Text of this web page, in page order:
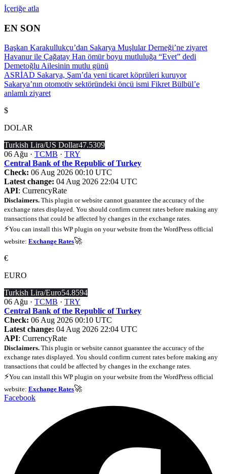
İçeriğe atla
EN SON
Başkan Karakullukçu’dan Sakarya Muşlular Derneği’ne ziyaret
Havanur ile Çağatay Han ömür boyu mutluluğa “Evet” dedi
Demetoğlu Ailesinin mutlu günü
ASRİAD Sakarya, Şam’da yeni ticaret köprüleri kuruyor
Sakarya’nın otomotiv sektöründeki öncü ismi Fikret Bülbül’e
anlamlı ziyaret
$
DOLAR
Turkish Lira/US Dollar47.5309
06 Ağu · TCMB · TRY
Central Bank of the Republic of Turkey
Check: 06 Aug 2026 00:10 UTC
Latest change: 04 Aug 2026 22:04 UTC
API: CurrencyRate
Disclaimers. This plugin or website cannot guarantee the accuracy of the
exchange rates displayed. You should confirm current rates before making any
transactions that could be affected by changes in the exchange rates.
⚡You can install this WP plugin on your website from the WordPress official
website: Exchange Rates🚀
€
EURO
Turkish Lira/Euro54.8594
06 Ağu · TCMB · TRY
Central Bank of the Republic of Turkey
Check: 06 Aug 2026 00:10 UTC
Latest change: 04 Aug 2026 22:04 UTC
API: CurrencyRate
Disclaimers. This plugin or website cannot guarantee the accuracy of the
exchange rates displayed. You should confirm current rates before making any
transactions that could be affected by changes in the exchange rates.
⚡You can install this WP plugin on your website from the WordPress official
website: Exchange Rates🚀
Facebook